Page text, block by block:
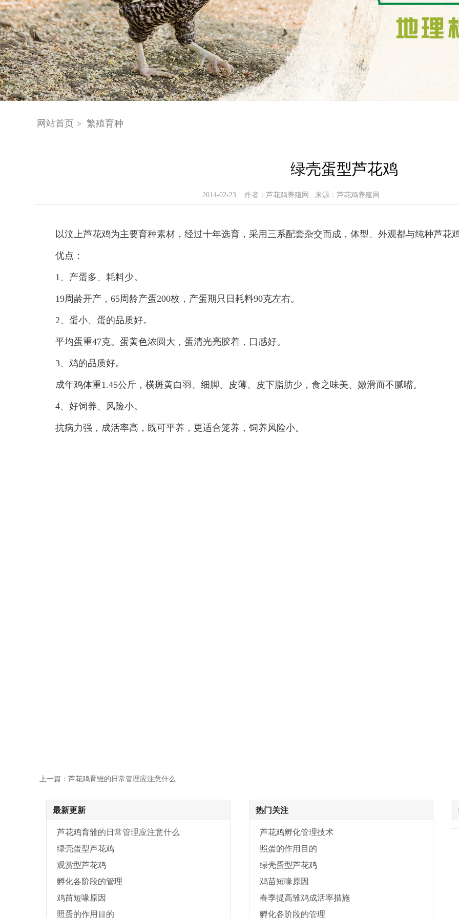
网站首页 > 繁殖育种
绿壳蛋型芦花鸡
2014-02-23 作者：芦花鸡养殖网 来源：芦花鸡养殖网
以汶上芦花鸡为主要育种素材，经过十年选育，采用三系配套杂交而成，体型、外观都与纯种芦花
优点：
1、产蛋多、耗料少。
19周龄开产，65周龄产蛋200枚，产蛋期只日耗料90克左右。
2、蛋小、蛋的品质好。
平均蛋重47克。蛋黄色浓圆大，蛋清光亮胶着，口感好。
3、鸡的品质好。
成年鸡体重1.45公斤，横斑黄白羽、细脚、皮薄、皮下脂肪少，食之味美、嫩滑而不腻嘴。
4、好饲养、风险小。
抗病力强，成活率高，既可平养，更适合笼养，饲养风险小。
上一篇：芦花鸡育雏的日常管理应注意什么
最新更新
芦花鸡育雏的日常管理应注意什么
绿壳蛋型芦花鸡
观赏型芦花鸡
孵化各阶段的管理
鸡苗短喙原因
照蛋的作用目的
热门关注
芦花鸡孵化管理技术
照蛋的作用目的
绿壳蛋型芦花鸡
鸡苗短喙原因
春季提高雏鸡成活率措施
孵化各阶段的管理